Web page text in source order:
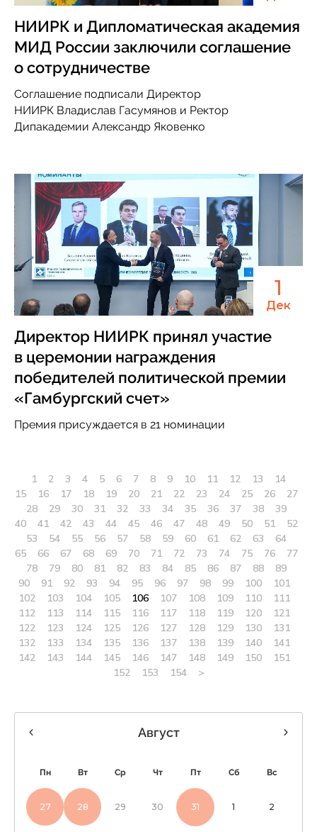
НИИРК и Дипломатическая академия
МИД России заключили соглашение
о сотрудничестве
Соглашение подписали Директор
НИИРК Владислав Гасумянов и Ректор
Дипакадемии Александр Яковенко
1
Дек
Директор НИИРК принял участие
в церемонии награждения
победителей политической премии
«Гамбургский счет»
Премия присуждается в 21 номинации
1 2 3 4 5 6 7 8 9 10 11 12 13
14
15
16 17 18 19 20 21 22 23 24 25 26
27
28
29 30 31 32 33 34 35 36 37 38
39
40
41 42 43 44 45 46 47 48 49 50 51
52
53
54 55 56 57 58 59 60 61 62 63
64
65
66 67 68 69 70 71 72 73 74 75 76
77
78
79 80 81 82 83 84 85 86 87 88
89
90
91 92 93 94 95 96 97 98 99 100
101
102
103 104 105 106 107 108 109 110
111
112
113 114 115 116 117 118 119 120
121
122
123 124 125 126 127 128 129 130
131
132
133 134 135 136 137 138 139 140
141
142
143 144 145 146 147 148 149 150
151
152
153 154 >
Август
Пн Вт Ср Чт Пт Сб Вс
27 28 29 30 31 1 2